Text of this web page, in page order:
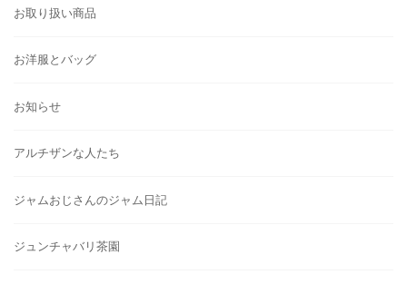
お取り扱い商品
お洋服とバッグ
お知らせ
アルチザンな人たち
ジャムおじさんのジャム日記
ジュンチャバリ茶園